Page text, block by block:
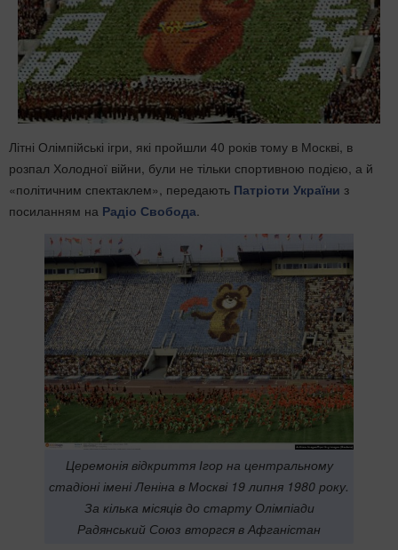
Літні Олімпійські ігри, які пройшли 40 років тому в Москві, в
розпал Холодної війни, були не тільки спортивною подією, а й
«політичним спектаклем», передають Патріоти України з
посиланням на Радіо Свобода.
Церемонія відкриття Ігор на центральному
стадіоні імені Леніна в Москві 19 липня 1980 року.
За кілька місяців до старту Олімпіади
Радянський Союз вторгся в Афганістан